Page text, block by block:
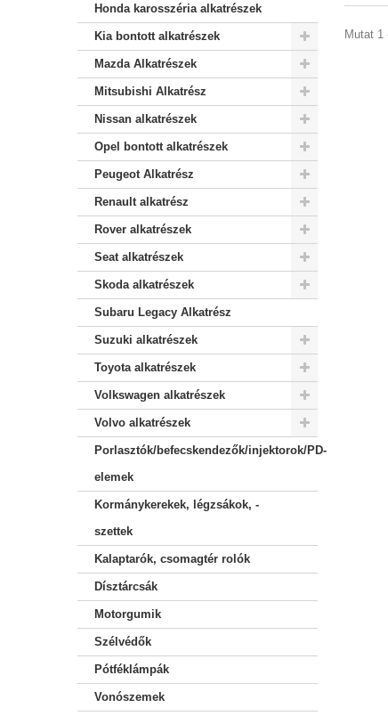
Honda karosszéria alkatrészek
Kia bontott alkatrészek
Mazda Alkatrészek
Mitsubishi Alkatrész
Nissan alkatrészek
Opel bontott alkatrészek
Peugeot Alkatrész
Renault alkatrész
Rover alkatrészek
Seat alkatrészek
Skoda alkatrészek
Subaru Legacy Alkatrész
Suzuki alkatrészek
Toyota alkatrészek
Volkswagen alkatrészek
Volvo alkatrészek
Porlasztók/befecskendezők/injektorok/PD-
elemek
Kormánykerekek, légzsákok, -
szettek
Kalaptarók, csomagtér rolók
Dísztárcsák
Motorgumik
Szélvédők
Pótféklámpák
Vonószemek
Mutat 1